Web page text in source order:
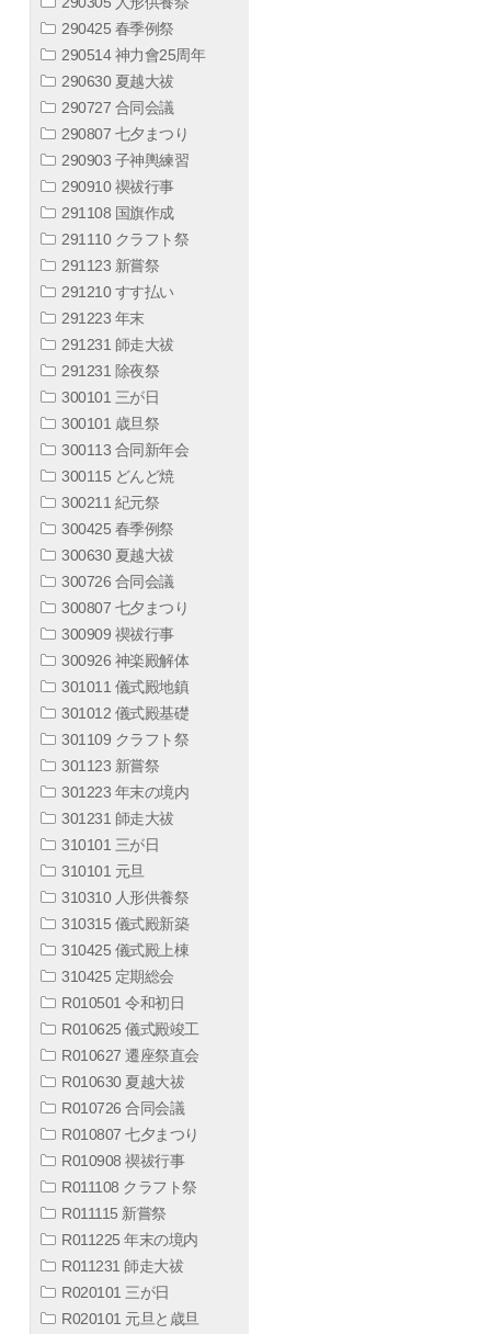
290425 春季例祭
290514 神力會25周年
290630 夏越大祓
290727 合同会議
290807 七夕まつり
290903 子神輿練習
290910 禊祓行事
291108 国旗作成
291110 クラフト祭
291123 新嘗祭
291210 すす払い
291223 年末
291231 師走大祓
291231 除夜祭
300101 三が日
300101 歳旦祭
300113 合同新年会
300115 どんど焼
300211 紀元祭
300425 春季例祭
300630 夏越大祓
300726 合同会議
300807 七夕まつり
300909 禊祓行事
300926 神楽殿解体
301011 儀式殿地鎮
301012 儀式殿基礎
301109 クラフト祭
301123 新嘗祭
301223 年末の境内
301231 師走大祓
310101 三が日
310101 元旦
310310 人形供養祭
310315 儀式殿新築
310425 儀式殿上棟
310425 定期総会
R010501 令和初日
R010625 儀式殿竣工
R010627 遷座祭直会
R010630 夏越大祓
R010726 合同会議
R010807 七夕まつり
R010908 禊祓行事
R011108 クラフト祭
R011115 新嘗祭
R011225 年末の境内
R011231 師走大祓
R020101 三が日
R020101 元旦と歳旦